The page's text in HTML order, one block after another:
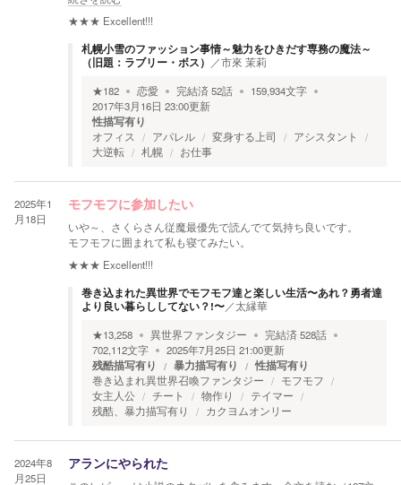
★★★ Excellent!!!
札幌小雪のファッション事情～魅力をひきだす専務の魔法～
（旧題：ラブリー・ボス）
／市來 茉莉
★182 恋愛 完結済52話 159,934文字
2017年3月16日 23:00更新
性描写有り
オフィス アパレル 変身する上司
アシスタント
大逆転
札幌 お仕事
2025年1
月18日
モフモフに参加したい
いや～、さくらさん従魔最優先で読んでて気持ち良いです。
モフモフに囲まれて私も寝てみたい。
★★★ Excellent!!!
巻き込まれた異世界でモフモフ達と楽しい生活〜あれ？勇者達
より良い暮らししてない？!〜／太縁華
★13,258 異世界ファンタジー 完結済528話
702,112文字 2025年7月25日 21:00更新
残酷描写有り 暴力描写有り 性描写有り
巻き込まれ異世界召喚ファンタジー
モフモフ
女主人公
チート 物作り
テイマー
残酷、暴力描写有り
カクヨムオンリー
2024年8
月25日
アランにやられた